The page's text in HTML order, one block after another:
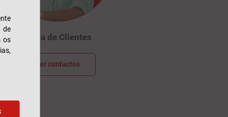
Linha de Clientes
Ver contactos
de
os